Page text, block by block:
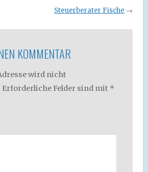
Steuerberater Fische →
KOMMENTAR
wird nicht
Erforderliche Felder sind mit *